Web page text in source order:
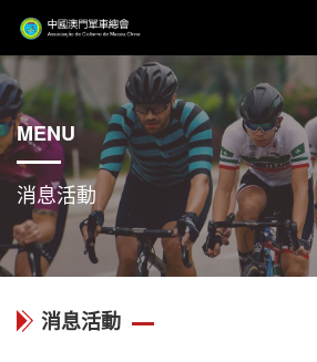
MENU
消息活動
消息活動